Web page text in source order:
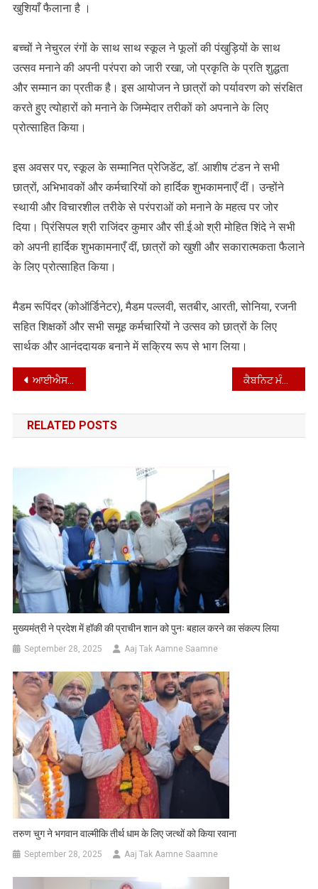
फूलों
के
रंग!
खुशियाँ फैलाना है ।
बच्चों ने नेचुरल रंगों के साथ साथ स्कूल ने फूलों की पंखुड़ियों के साथ
उत्सव मनाने की अपनी परंपरा को जारी रखा, जो प्रकृति के प्रति शुद्धता
और सम्मान का प्रतीक है। इस आयोजन ने छात्रों को पर्यावरण को संरक्षित
करते हुए त्योहारों को मनाने के जिम्मेदार तरीकों को अपनाने के लिए
प्रोत्साहित किया।
इस अवसर पर, स्कूल के सम्मानित प्रेजिडेंट, डॉ. आशीष टंडन ने सभी
छात्रों, अभिभावकों और कर्मचारियों को हार्दिक शुभकामनाएँ दीं। उन्होंने
स्थायी और विचारशील तरीके से परंपराओं को मनाने के महत्व पर जोर
दिया। प्रिंसिपल श्री राजिंदर कुमार और सी.ई.ओ श्री मोहित शिंदे ने सभी
को अपनी हार्दिक शुभकामनाएँ दीं, छात्रों को खुशी और सकारात्मकता फैलाने
के लिए प्रोत्साहित किया।
मैडम रूपिंदर (कोऑर्डिनेटर), मैडम पल्लवी, सतबीर, आरती, सोनिया, रजनी
सहित शिक्षकों और सभी समूह कर्मचारियों ने उत्सव को छात्रों के लिए
सार्थक और आनंददायक बनाने में सक्रिय रूप से भाग लिया।
Post
navigation
ਆਈਐਸਆਈ ਦੀ ਹਮਾਇਤ ਪ੍ਰਾਪਤ ਹਥਿਆਰ ਤਸਕਰੀ ਮਾਡਿਊਲ ਦਾ ਪਰਦਾਫ਼ਾਸ਼; ਏਕੇ-47 ਰਾਈਫਲ ਸਮੇਤ ਚਾਰ ਹਥਿਆਰਾਂ ਨਾਲ ਦੋ ਮੁਲਜ਼ਮ ਅੰਮ੍ਰਿਤਸਰ ਤੋਂ ਕਾਬੂ ਕੈਬਨਿਟ ਮੰਤਰੀ ਡਾ. ਰਵਜੋਤ ਸਿੰਘ ਨੇ ਪੰਜਾਬ ਵਿੱਚ ਰੱਖਿਆ ਖੇਤਰ ਨੂੰ ਹੁਲਾਰਾ ਦੇਣ ਲਈ ਮਜਬੂਤ ਸੰਪਰਕ ਅਤੇ ਤਕਨੀਕੀ ਈਕੋ ਸਿਸਟਮ ਨੂੰ ਉਭਾਰਿਆ
RELATED POSTS
मुख्यमंत्री ने प्रदेश में हॉकी की प्राचीन शान को पुनः बहाल करने का संकल्प लिया
September 28, 2025 Aaj Tak Aamne Saamne
तरुण चुग ने भगवान वाल्मीकि तीर्थ धाम के लिए जत्थों को किया रवाना
September 28, 2025 Aaj Tak Aamne Saamne